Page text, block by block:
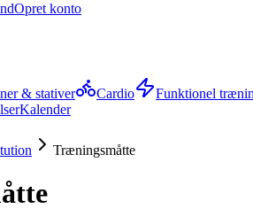
Opret konto
& stativer Cardio Funktionel
Kalender
Træningsmåtte